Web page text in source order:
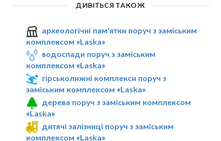
ДИВІТЬСЯ ТАКОЖ
археологічні пам'ятки поруч з заміським
комплексом «Laska»
водоспади поруч з заміським
комплексом «Laska»
гірськолижні комплекси поруч з
заміським комплексом «Laska»
дерева поруч з заміським комплексом
«Laska»
дитячі залізниці поруч з заміським
комплексом «Laska»